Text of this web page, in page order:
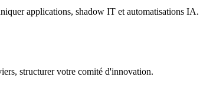
applications, shadow IT et automatisations IA.
structurer votre comité d'innovation.